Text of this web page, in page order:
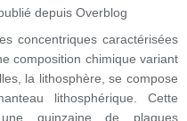
depuis Overblog
concentriques caractérisées
composition chimique variant
la lithosphère, se compose
lithosphérique. Cette
quinzaine de plaques